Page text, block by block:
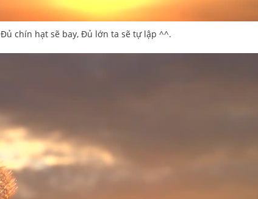
Đủ chín hạt sẽ bay, Đủ lớn ta sẽ tự lập ^^.